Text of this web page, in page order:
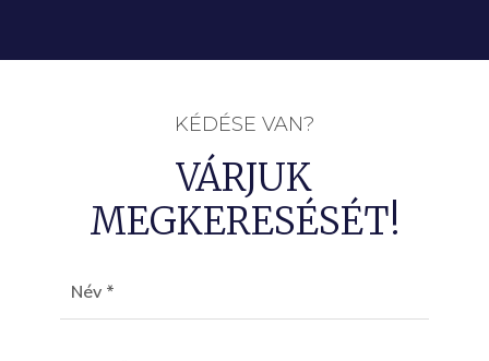
KÉDÉSE VAN?
VÁRJUK
MEGKERESÉSÉT!